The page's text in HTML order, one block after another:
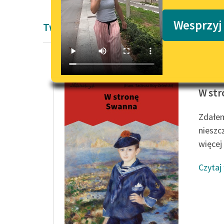
Twórczość Marcela Prousta
W
Czytaj